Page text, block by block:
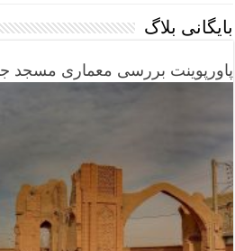
بایگانی بلاگ
پاورپوینت بررسی معماری مسجد